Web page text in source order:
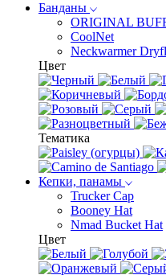
Банданы
ORIGINAL
CoolNet
Neckwarmer
Цвет
Тематика
Кепки, панамы
Trucker Cap
Booney Hat
Nmad Bucket Hat
Цвет